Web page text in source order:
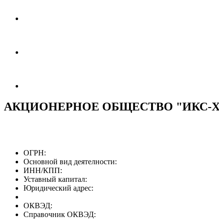
АКЦИОНЕРНОЕ ОБЩЕСТВО "ИКС-
ОГРН:
Основной вид деятелности:
ИНН/КПП:
Уставный капитал:
Юридический адрес:
ОКВЭД:
Справочник ОКВЭД: